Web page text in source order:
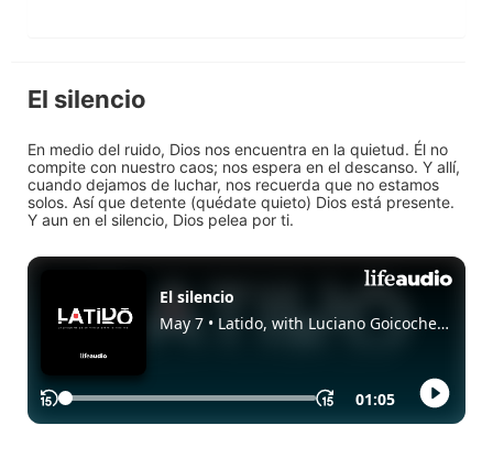
El silencio
En medio del ruido, Dios nos encuentra en la quietud. Él no
compite con nuestro caos; nos espera en el descanso. Y allí,
cuando dejamos de luchar, nos recuerda que no estamos
solos. Así que detente (quédate quieto) Dios está presente.
Y aun en el silencio, Dios pelea por ti.